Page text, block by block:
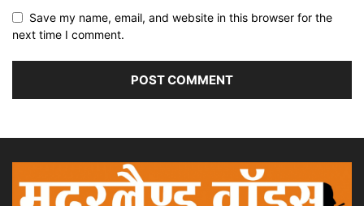
Save my name, email, and website in this browser for the
next time I comment.